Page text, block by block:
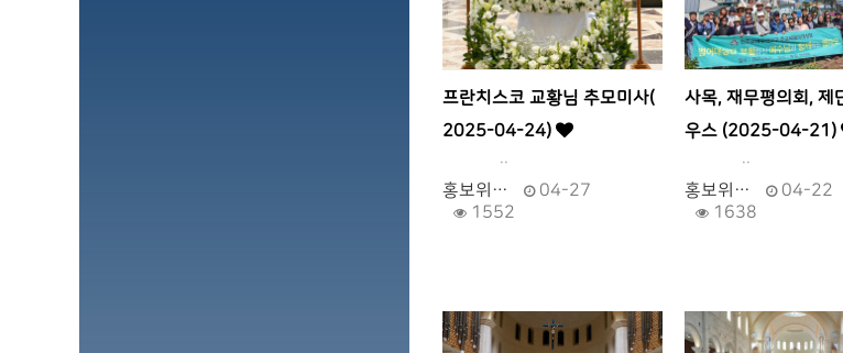
프란치스코 교황님 추모미사(
2025-04-24)
..
홍보위…
04-27
1552
사목, 재무평의회, 제
우스 (2025-04-21)
..
홍보위…
04-22
1638